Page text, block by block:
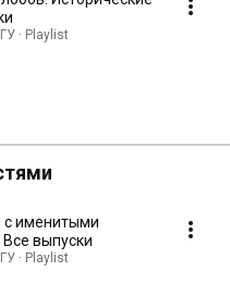
· Playlist
с именитыми
Все выпуски
· Playlist